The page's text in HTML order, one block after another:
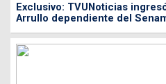
Exclusivo: TVUNoticias
Arrullo dependiente del